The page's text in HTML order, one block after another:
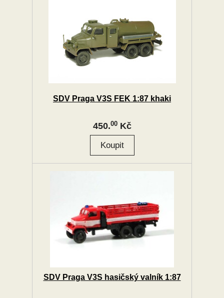
SDV Praga V3S FEK 1:87 khaki
450.00Kč
SDV Praga V3S hasičský valník 1:87